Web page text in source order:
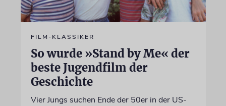
FILM-KLASSIKER
So wurde »Stand by Me« der
beste Jugendfilm der
Geschichte
Vier Jungs suchen Ende der 50er in der US-